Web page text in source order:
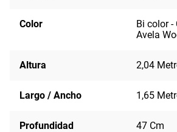
Color
Bi color -
Avela
Altura 2,04
Largo / Ancho 1,65
Profundidad 47 Cm